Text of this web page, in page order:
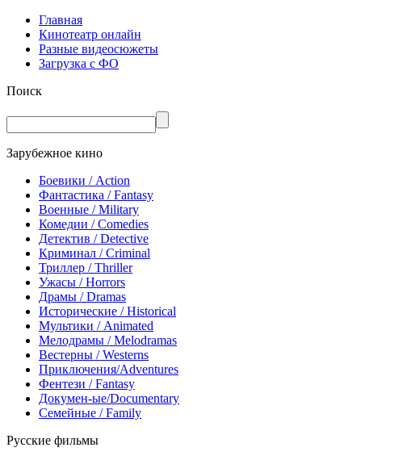
Главная
Кинотеатр онлайн
Разные видеосюжеты
Загрузка с ФО
Поиск
Зарубежное кино
Боевики / Action
Фантастика / Fantasy
Военные / Military
Комедии / Comedies
Детектив / Detective
Криминал / Criminal
Триллер / Thriller
Ужасы / Horrors
Драмы / Dramas
Исторические / Historical
Мультики / Animated
Мелодрамы / Melodramas
Вестерны / Westerns
Приключения/Adventures
Фентези / Fantasy
Докумен-ые/Documentary
Семейные / Family
Русские фильмы